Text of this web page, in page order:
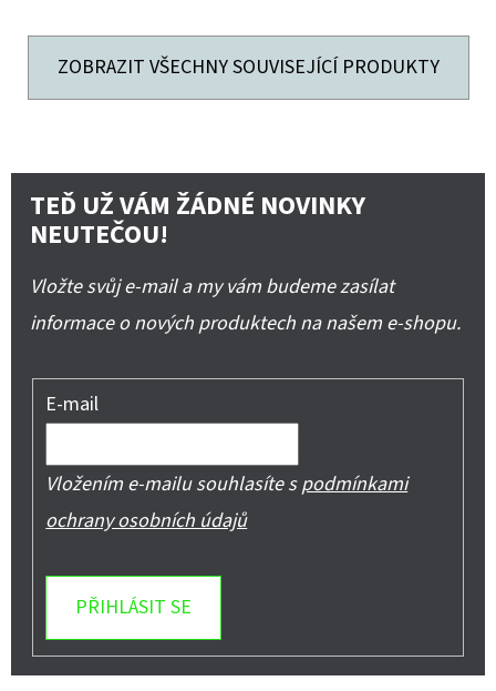
ZOBRAZIT VŠECHNY SOUVISEJÍCÍ PRODUKTY
TEĎ UŽ VÁM ŽÁDNÉ NOVINKY
NEUTEČOU!
Vložte svůj e-mail a my vám budeme zasílat
informace o nových produktech na našem e-shopu.
E-mail
Vložením e-mailu souhlasíte spodmínkami
ochrany osobních údajů
PŘIHLÁSIT SE